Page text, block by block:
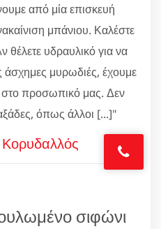
από μία επισκευή
μπάνιου. Καλέστε
θέλετε υδραυλικό για να
άσχημες μυρωδιές, έχουμε
στο προσωπικό μας. Δεν
όπως άλλοι [...]"
Κορυδαλλός
σιφώνι